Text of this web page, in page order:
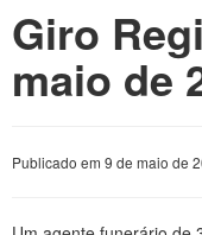
Giro
maio de
Publicado em 9 de maio de